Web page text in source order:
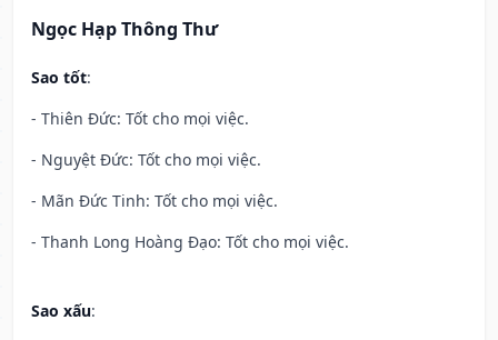
Ngọc Hạp Thông Thư
Sao tốt:
- Thiên Đức: Tốt cho mọi việc.
- Nguyệt Đức: Tốt cho mọi việc.
- Mãn Đức Tinh: Tốt cho mọi việc.
- Thanh Long Hoàng Đạo: Tốt cho mọi việc.
Sao xấu: